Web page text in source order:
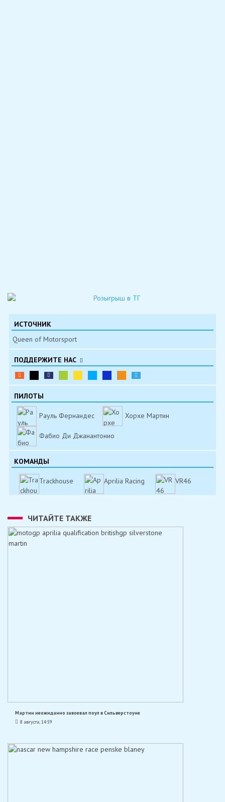
ИСТОЧНИК
Queen of Motorsport
ПОДДЕРЖИТЕ НАС
ПИЛОТЫ
Рауль Фернандес Хорхе Мартин
Фабио Ди Джанантонио
КОМАНДЫ
Trackhouse Aprilia Racing VR46
ЧИТАЙТЕ ТАКЖЕ
Мартин неожиданно завоевал поул в Сильверстоуне
8 августа, 14:59